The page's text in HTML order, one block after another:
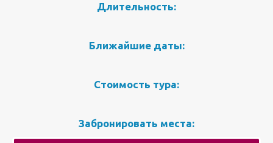
Длительность:
Ближайшие даты:
Стоимость тура:
Забронировать места: